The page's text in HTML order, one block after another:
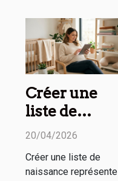
Créer une
liste de
naissance
esthétique :
20/04/2026
Créer une liste de
naissance représente